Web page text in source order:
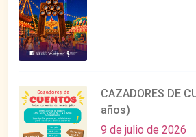
CAZADORES DE
años)
9 de julio de 2026